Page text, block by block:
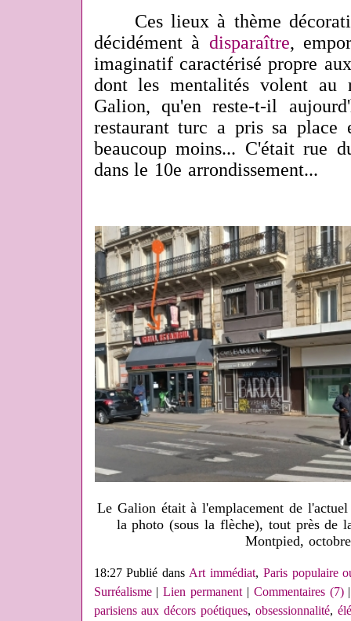
Ces lieux à thème décoratif
décidément à disparaître,
imaginatif caractérisé propre
dont les mentalités volent au
Galion, qu'en reste-t-il
restaurant turc a pris sa
beaucoup moins... C'était rue
dans le 10e arrondissement...
Le Galion était à l'emplacement de
la photo (sous la flèche), tout près de
Montpied,
18:27 Publié dansArt immédiat, Paris populaire
Surréalisme|Lien permanent| Commentaires (7)|
parisiens aux décors poétiques, obsessionnalité,